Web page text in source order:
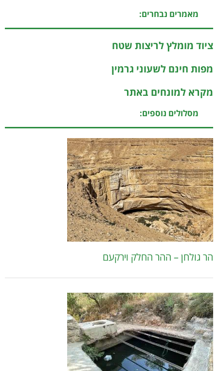
מאמרים נבחרים:
ציוד מומלץ לריצות שטח
מפות חינם לשעוני גרמין
מקרא למונחים באתר
מסלולים נוספים:
הר גולחן – ההר החלק וירקעם